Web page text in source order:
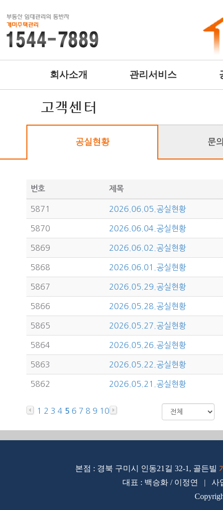
회사소개 관리서비스
번호 제목
5871 2026.06.05.공실현황
5870 2026.06.04.공실현황
5869 2026.06.02.공실현황
5868 2026.06.01.공실현황
5867 2026.05.29.공실현황
5866 2026.05.28.공실현황
5865 2026.05.27.공실현황
5864 2026.05.26.공실현황
5863 2026.05.22.공실현황
5862 2026.05.21.공실현황
1 2 3 4 5 6 7 8 9 10
본점 : 경북 구미시 인동21길 32-1, 골든빌
대표 : 백승화 / 이정연 | 사